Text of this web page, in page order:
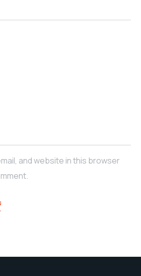
and website in this browser